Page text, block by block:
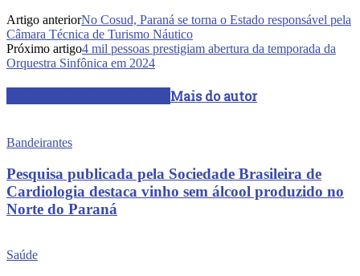
Artigo anteriorNo Cosud, Paraná se torna o Estado responsável pela
Câmara Técnica de Turismo Náutico
Próximo artigo4 mil pessoas prestigiam abertura da temporada da
Orquestra Sinfônica em 2024
Mais do autor
Bandeirantes
Pesquisa publicada pela Sociedade Brasileira de
Cardiologia destaca vinho sem álcool produzido no
Norte do Paraná
Saúde